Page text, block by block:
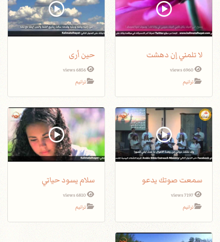
لا تلمني إن دهشت
6960 views
ترانيم
حين أرى
6856 views
ترانيم
سمعت صوتك يدعو
7197 views
ترانيم
سلام يسود حياتي
6810 views
ترانيم